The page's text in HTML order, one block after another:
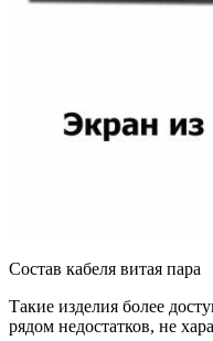
Состав кабеля витая пара
Такие изделия более
рядом недостатков, не